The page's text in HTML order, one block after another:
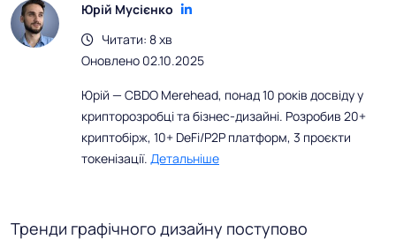
Юрій Мусієнко
Читати: 8 хв
Оновлено 02.10.2025
Юрій — CBDO Merehead, понад 10 років досвіду у
крипторозробці та бізнес-дизайні. Розробив 20+
криптобірж, 10+ DeFi/P2P платформ, 3 проєкти
токенізації. Детальніше
Тренди графічного дизайну поступово